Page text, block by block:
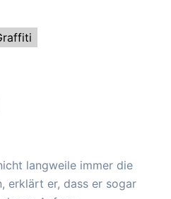
langweile immer die
erklärt er, dass er sogar